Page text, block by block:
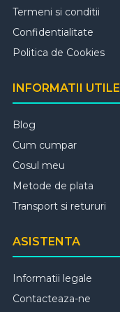
Termeni si conditii
Confidentialitate
Politica de Cookies
INFORMATII UTILE
Blog
Cum cumpar
Cosul meu
Metode de plata
Transport si retururi
ASISTENTA
Informatii legale
Contacteaza-ne